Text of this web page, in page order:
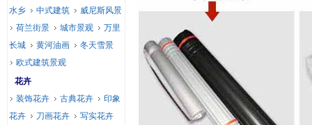
水乡
中式建筑
威尼斯风景
荷兰街景
城市景观
万里
长城
黄河油画
冬天雪景
欧式建筑景观
花卉
装饰花卉
古典花卉
印象
花卉
刀画花卉
写实花卉